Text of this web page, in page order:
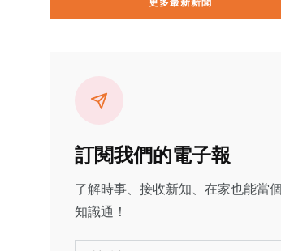
訂閱我們的電子報
了解時事、接收新知、在家也能當個
知識通！